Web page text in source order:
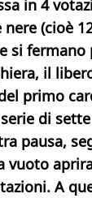
in 4
(cioè
si
il
primo
di
pausa,
vuoto
A